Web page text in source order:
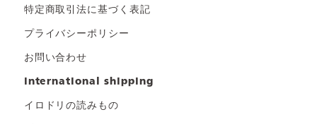
特定商取引法に基づく表記
プライバシーポリシー
お問い合わせ
international shipping
イロドリの読みもの